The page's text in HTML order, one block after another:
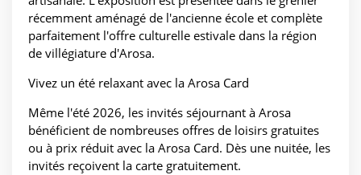
récemment aménagé de l'ancienne école et complète
parfaitement l'offre culturelle estivale dans la région
de villégiature d'Arosa.
Vivez un été relaxant avec la Arosa Card
Même l'été 2026, les invités séjournant à Arosa
bénéficient de nombreuses offres de loisirs gratuites
ou à prix réduit avec la Arosa Card. Dès une nuitée, les
invités reçoivent la carte gratuitement.